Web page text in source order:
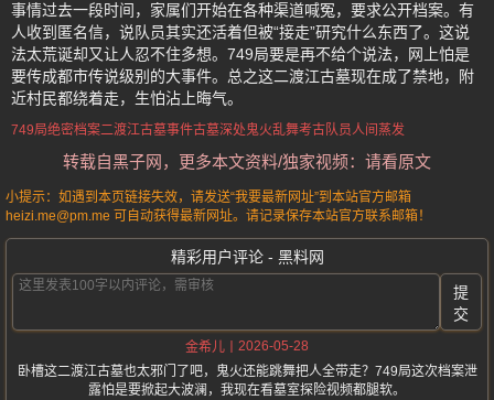
事情过去一段时间，家属们开始在各种渠道喊冤，要求公开档案。有
人收到匿名信，说队员其实还活着但被“接走”研究什么东西了。这说
法太荒诞却又让人忍不住多想。749局要是再不给个说法，网上怕是
要传成都市传说级别的大事件。总之这二渡江古墓现在成了禁地，附
近村民都绕着走，生怕沾上晦气。
749局绝密档案二渡江古墓事件古墓深处鬼火乱舞考古队员人间蒸发
转载自黑子网，更多本文资料/独家视频：请看原文
小提示：如遇到本页链接失效，请发送“我要最新网址”到本站官方邮箱
heizi.me@pm.me 可自动获得最新网址。请记录保存本站官方联系邮箱！
精彩用户评论 - 黑料网
提
交
金希儿
2026-05-28
卧槽这二渡江古墓也太邪门了吧，鬼火还能跳舞把人全带走？749局这次档案泄
露怕是要掀起大波澜，我现在看墓室探险视频都腿软。